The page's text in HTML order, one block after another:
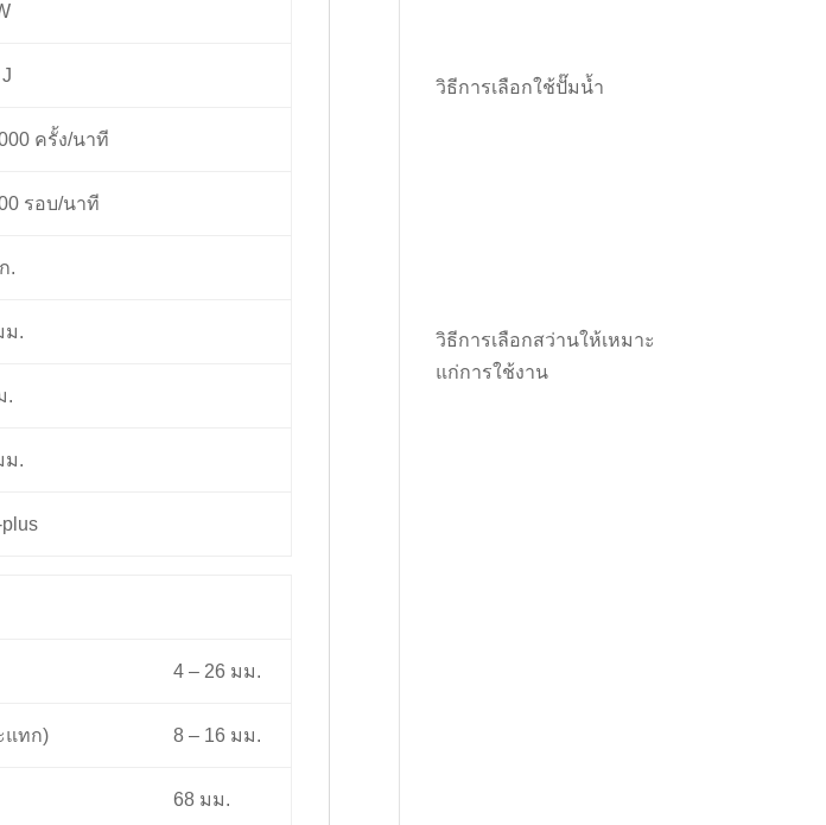
ครั้ง/นาที
รอบ/นาที
.
ม.
.
ม.
4 – 26 มม.
แทก) 8 – 16 มม.
68 มม.
วิธีการเลือกใช้ปั๊มน้ำ
วิธีการเลือกสว่านให้เหมาะ
แก่การใช้งาน